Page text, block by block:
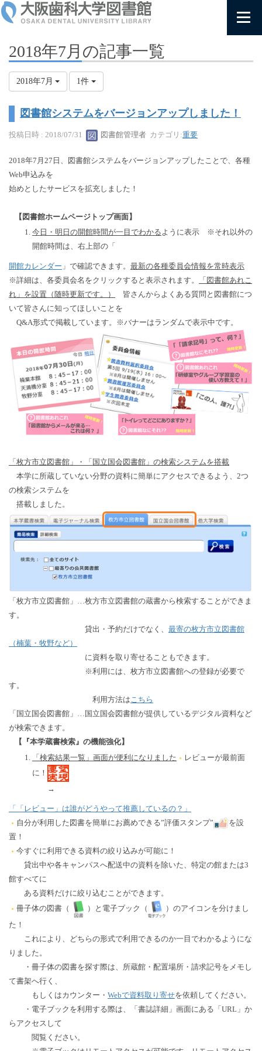
2018年7月の記事一覧
2018年7月 1件
図書館システムをバージョンアップしました！
投稿日時 : 2018/07/31 図書館管理者 カテゴリ:重要
2018年7月27日、図書館システムをバージョンアップしたことで、各種
Web申込みを
始めとしたサービスを拡充しました！
【図書館ホームページトップ画面】
今日・明日の開館時間が一目でわかるように表示 ※それ以外の
開館時間は、右上部の「
開館カレンダー 」で確認できます。 最新の各種委員会情報を常時表示
※詳細は、各委員会名をクリックすると表示されます。
「図書館あれこ
れ」を設置（随時更新です。）
皆さんからよくある質問と図書館につ
いて皆さんに知ってほしいことを
Q&A形式で掲載しています。※バナーはランダムで表示中です。
「枚方市立図書館」・「国立国会図書館」の検索システムを搭載
本学に所蔵していない分野の資料に簡単にアクセスできるよう、2つ
の検索システムを
搭載しました。
「枚方市立図書館」…枚方市立図書館の蔵書から検索することができま
す。
貸出・予約だけでなく、 最寄の枚方市立図書館
（楠葉・牧野など）
に資料を取り寄せることもできます。
※利用には、枚方市立図書館への登録が必要で
す。
利用方法はこちら
「国立国会図書館」…国立国会図書館が提供しているデジタル資料など
が検索できます。
【『本学蔵書検索』の機能強化】
「検索結果一覧」画面が便利になりました
レビューが最前面
に！
→
「「レビュー」は誰がどうやって推薦しているの？」
自分が利用した図書を簡単にお薦めできる”評価スタンプ”
を設
置！
今すぐに利用できる資料の絞り込みが可能に！
貸出中や各キャンパスへ配送中の資料を除いた、特定の館または3
館すべてに
ある資料だけに絞り込むことができます。
冊子体の図書（
）と電子ブック（
）のアイコンを分けまし
た！
これにより、どちらの形式で利用できるのか一目でわかるようにな
りました。
・冊子体の図書を探す際は、所蔵館・配置場所・請求記号をメモし
て書架へ行く、
もしくはカウンター・ Webで資料取り寄せを依頼してください。
・電子ブックを利用する際は、「書誌詳細」画面にある「URL」か
らアクセスして
閲覧ください。